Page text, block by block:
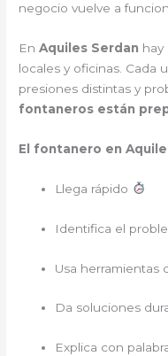
negocio vuelve a
EnAquiles Serdan hay
locales y oficinas. Cada
presiones distintas y
fontaneros están
El fontanero en
Llega rápido
Identifica el
Usa herramientas
Da soluciones
Explica con